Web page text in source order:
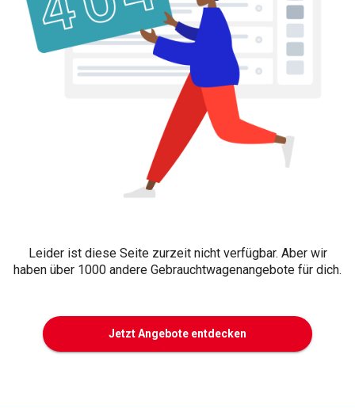
Leider ist diese Seite zurzeit nicht verfügbar. Aber wir
haben über 1000 andere Gebrauchtwagenangebote für dich.
Jetzt Angebote entdecken